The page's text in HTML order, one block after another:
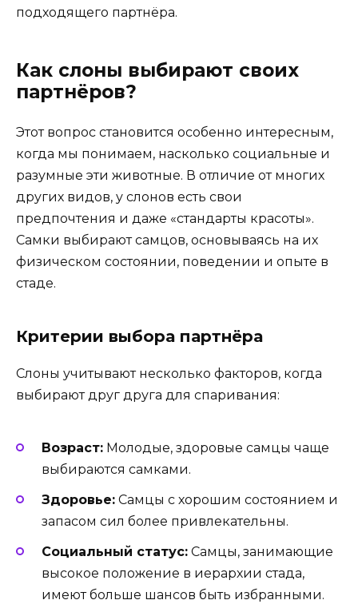
подходящего партнёра.
Как слоны выбирают своих
партнёров?
Этот вопрос становится особенно интересным,
когда мы понимаем, насколько социальные и
разумные эти животные. В отличие от многих
других видов, у слонов есть свои
предпочтения и даже «стандарты красоты».
Самки выбирают самцов, основываясь на их
физическом состоянии, поведении и опыте в
стаде.
Критерии выбора партнёра
Слоны учитывают несколько факторов, когда
выбирают друг друга для спаривания:
Возраст: Молодые, здоровые самцы чаще
выбираются самками.
Здоровье: Самцы с хорошим состоянием и
запасом сил более привлекательны.
Социальный статус: Самцы, занимающие
высокое положение в иерархии стада,
имеют больше шансов быть избранными.